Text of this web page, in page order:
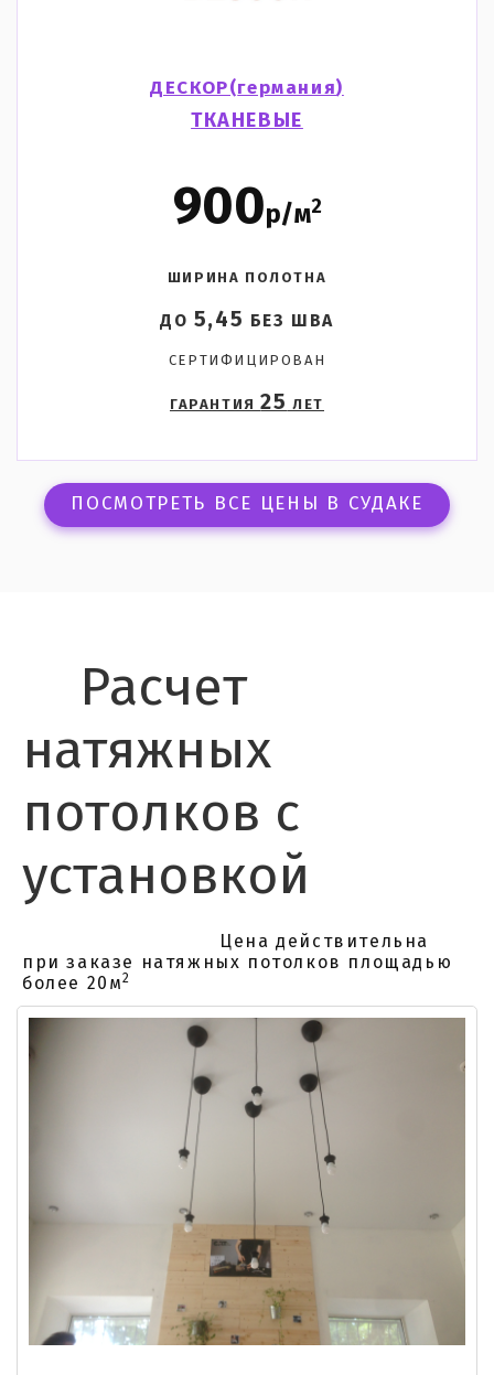
ДЕСКОР(германия)
ТКАНЕВЫЕ
900р/м2
ШИРИНА ПОЛОТНА
ДО 5,45 БЕЗ ШВА
СЕРТИФИЦИРОВАН
ГАРАНТИЯ25 ЛЕТ
ПОСМОТРЕТЬ ВСЕ ЦЕНЫ В СУДАКЕ
Расчет
натяжных
потолков с
установкой
Цена действительна
при заказе натяжных потолков площадью
более 20м2